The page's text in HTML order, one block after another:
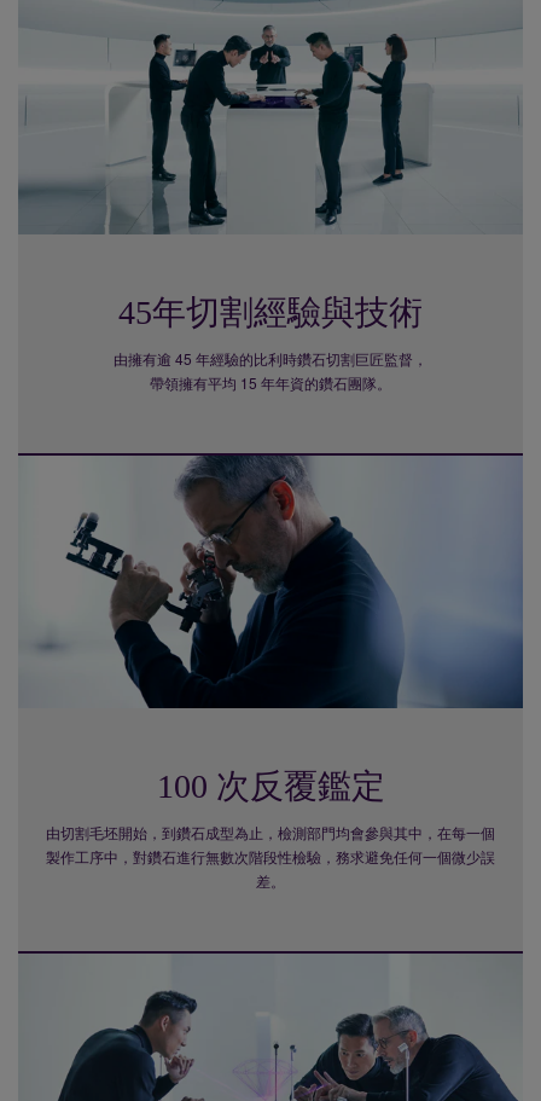
45年切割經驗與技術
由擁有逾 45 年經驗的比利時鑽石切割巨匠監督，
帶領擁有平均 15 年年資的鑽石團隊。
100 次反覆鑑定
由切割毛坯開始，到鑽石成型為止，檢測部門均會參與其中，在每一個
製作工序中，對鑽石進行無數次階段性檢驗，務求避免任何一個微少誤
差。